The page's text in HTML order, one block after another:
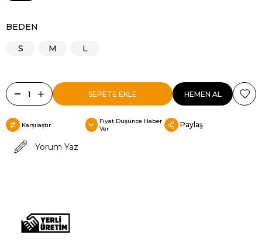
BEDEN
S M L
Karşılaştır
Fiyat Düşünce Haber
Ver
Paylaş
Yorum Yaz